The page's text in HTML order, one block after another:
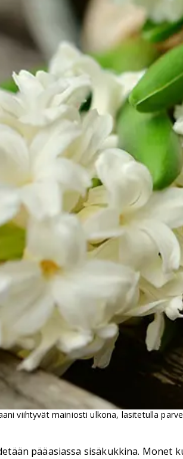
viihtyvät mainiosti ulkona, lasitetulla
pääasiassa sisäkukkina. Monet